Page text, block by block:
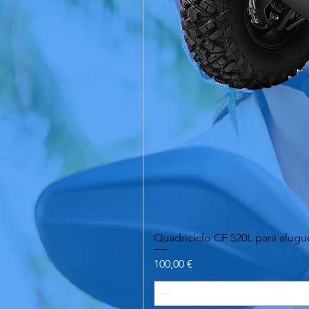
Quadriciclo CF 520L para
Preço
100,00 €